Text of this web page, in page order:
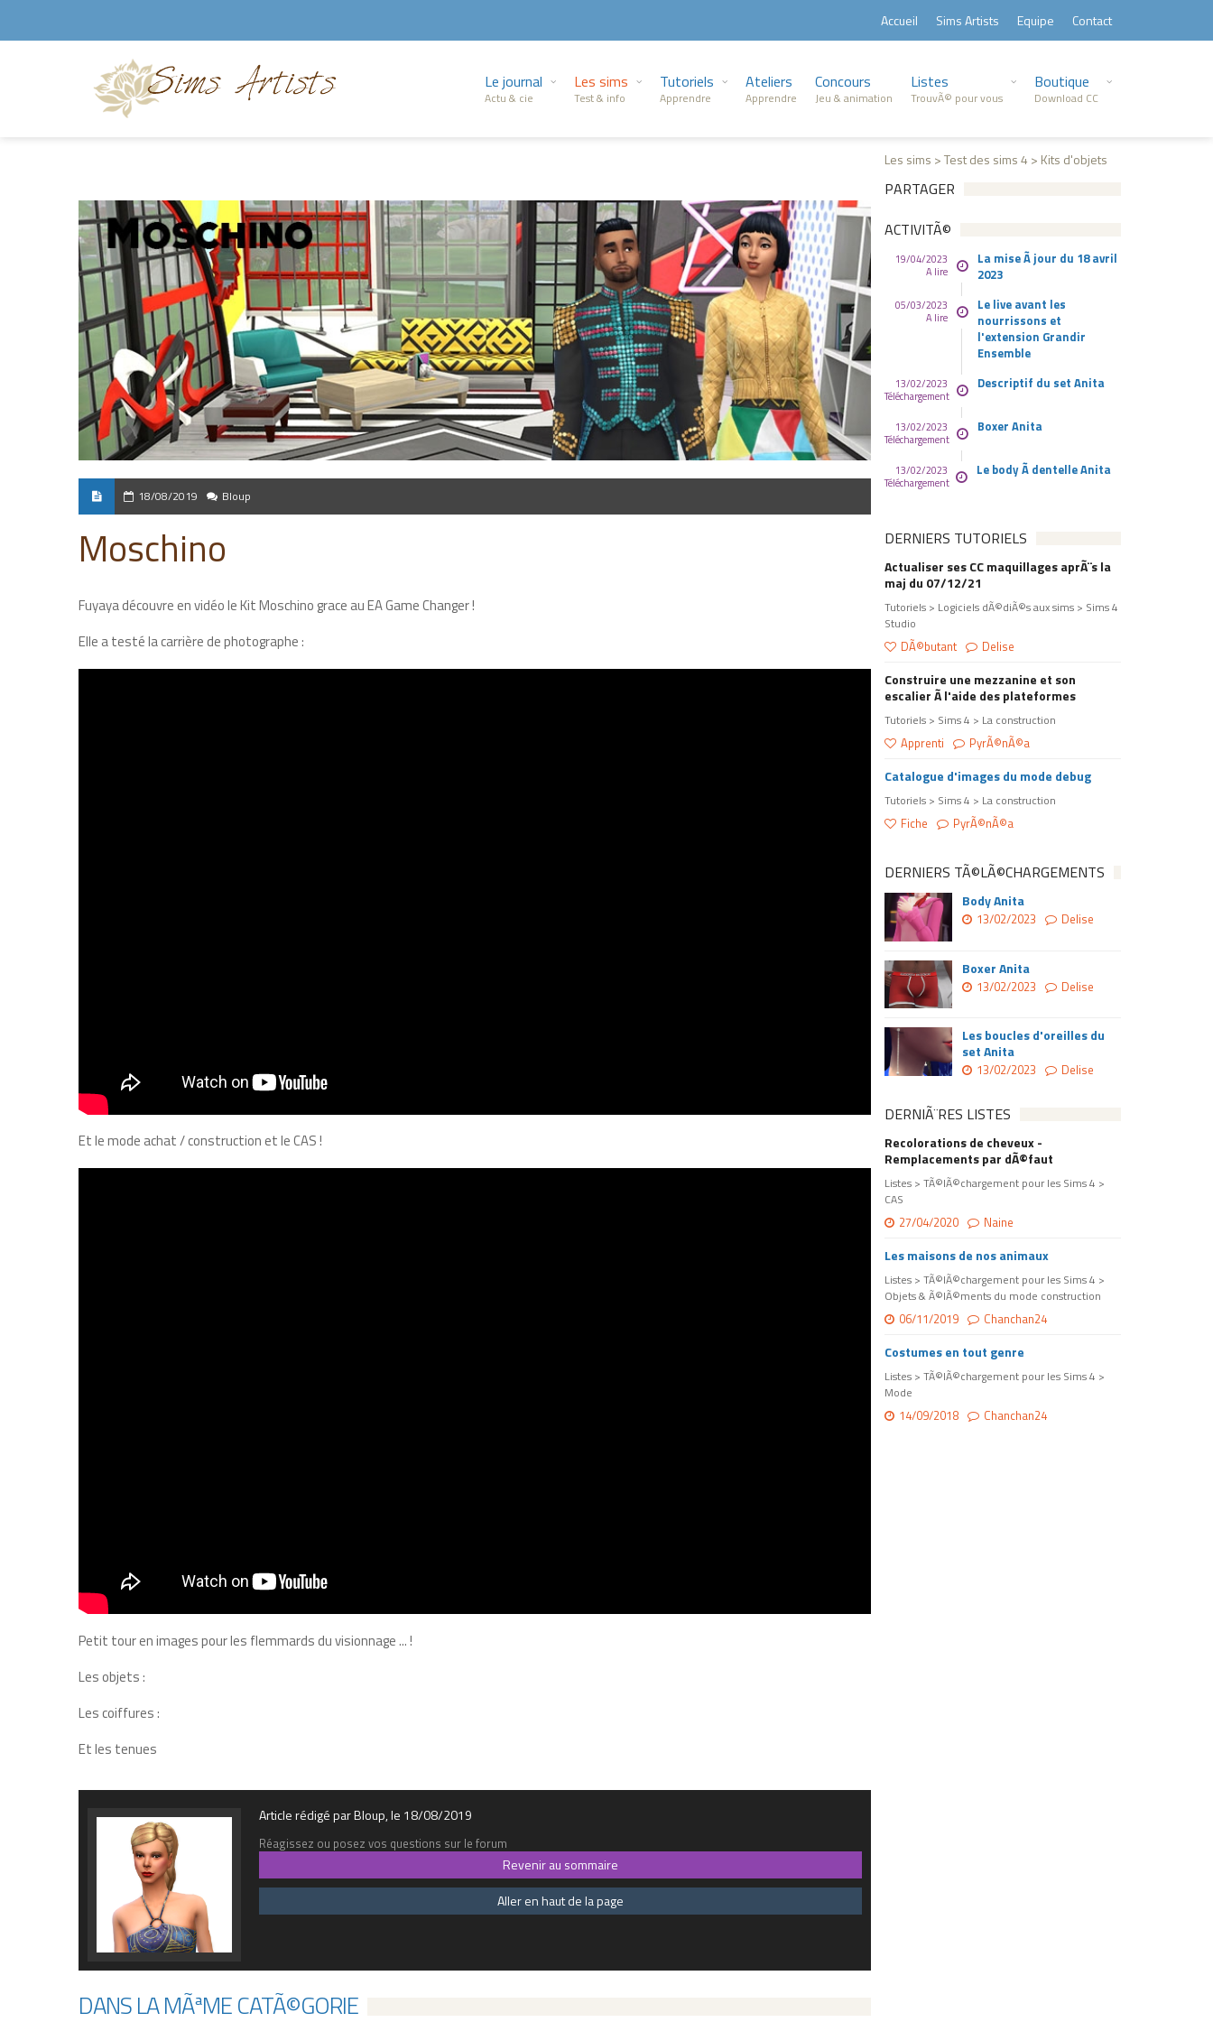
Accueil Sims Artists Equipe Contact
Le journal
Actu & cie
Les sims
Test & info
Tutoriels
Apprendre
Ateliers
Apprendre
Concours
Jeu & animation
Listes
TrouvÃ© pour vous
Boutique
Download CC
Les sims > Test des sims 4 > Kits d'objets
18/08/2019 Bloup
Moschino
Fuyaya découvre en vidéo le Kit Moschino grace au EA Game Changer !
Elle a testé la carrière de photographe :
Et le mode achat / construction et le CAS !
Petit tour en images pour les flemmards du visionnage ... !
Les objets :
Les coiffures :
Et les tenues
Article rédigé par Bloup, le 18/08/2019
Réagissez ou posez vos questions sur le forum
Revenir au sommaire
Aller en haut de la page
DANS LA MÃªME CATÃ©GORIE
PARTAGER
ACTIVITÃ©
19/04/2023
A lire
La mise Ã jour du 18 avril
2023
05/03/2023
A lire
Le live avant les
nourrissons et
l'extension Grandir
Ensemble
13/02/2023
Téléchargement
Descriptif du set Anita
13/02/2023
Téléchargement
Boxer Anita
13/02/2023
Téléchargement
Le body Ã dentelle Anita
DERNIERS TUTORIELS
Actualiser ses CC maquillages aprÃ¨s la
maj du 07/12/21
Tutoriels > Logiciels dÃ©diÃ©s aux sims > Sims 4
Studio
DÃ©butant Delise
Construire une mezzanine et son
escalier Ã l'aide des plateformes
Tutoriels > Sims 4 > La construction
Apprenti PyrÃ©nÃ©a
Catalogue d'images du mode debug
Tutoriels > Sims 4 > La construction
Fiche PyrÃ©nÃ©a
DERNIERS TÃ©LÃ©CHARGEMENTS
Body Anita
13/02/2023 Delise
Boxer Anita
13/02/2023 Delise
Les boucles d'oreilles du
set Anita
13/02/2023 Delise
DERNIÃ¨RES LISTES
Recolorations de cheveux -
Remplacements par dÃ©faut
Listes > TÃ©lÃ©chargement pour les Sims 4 >
CAS
27/04/2020 Naine
Les maisons de nos animaux
Listes > TÃ©lÃ©chargement pour les Sims 4 >
Objets & Ã©lÃ©ments du mode construction
06/11/2019 Chanchan24
Costumes en tout genre
Listes > TÃ©lÃ©chargement pour les Sims 4 >
Mode
14/09/2018 Chanchan24